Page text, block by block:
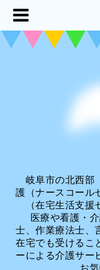
岐阜市の北西部
護（ナースコール
（在宅生活支援
医療や看護・介
士、作業療法士、
在宅でも受けるこ
ーによる介護サー
お